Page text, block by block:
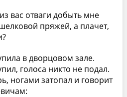
вас отваги добыть мне
пряжей, а плачет,
в дворцовом зале.
голоса никто не подал.
ногами затопал и говорит